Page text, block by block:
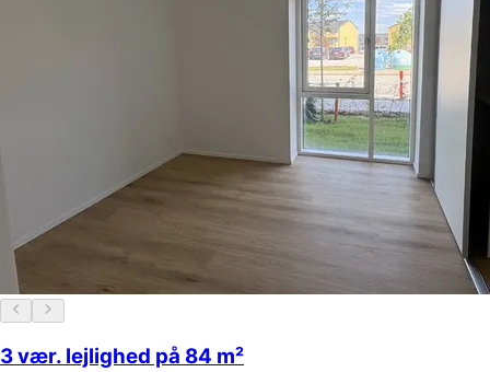
3 vær. lejlighed på 84 m²